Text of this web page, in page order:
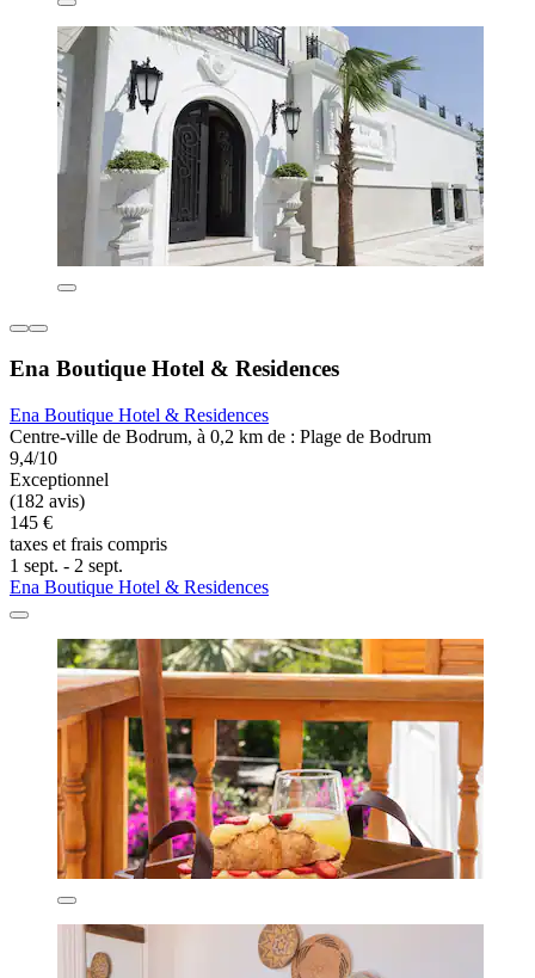
Ena Boutique Hotel & Residences
Ena Boutique Hotel & Residences
Centre-ville de Bodrum, à 0,2 km de : Plage de Bodrum
9,4/10
Exceptionnel
(182 avis)
145 €
taxes et frais compris
1 sept. - 2 sept.
Ena Boutique Hotel & Residences